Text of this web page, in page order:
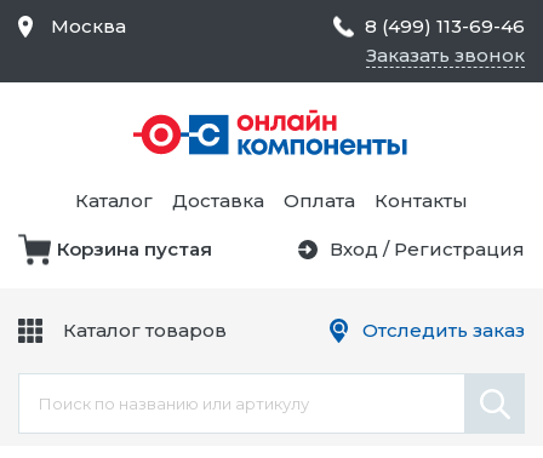
Москва
8 (499) 113-69-46
Заказать звонок
Каталог Доставка Оплата Контакты
Корзина пустая Вход / Регистрация
Каталог товаров
Средства Контроля
Статического
Электричества и
Безопасности,
Товары для Чистых
Цепи
Отследить заказ